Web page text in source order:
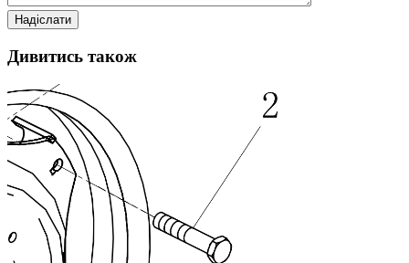
Дивитись також